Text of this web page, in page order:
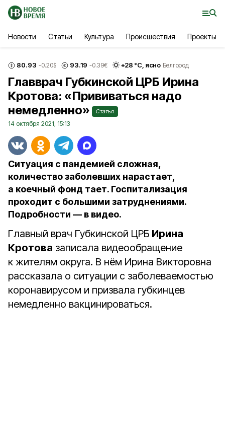
Новости Статьи Культура Происшествия Проекты
80.93 -0.20$ 93.19 -0.39€ +28 °С, ясно Белгород
Главврач Губкинской ЦРБ Ирина
Кротова: «Прививаться надо
немедленно»
Статья
14 октября 2021, 15:13
Ситуация с пандемией сложная,
количество заболевших нарастает,
а коечный фонд тает. Госпитализация
проходит с большими затруднениями.
Подробности — в видео.
Главный врач Губкинской ЦРБ Ирина
Кротова записала видеообращение
к жителям округа. В нём Ирина Викторовна
рассказала о ситуации с заболеваемостью
коронавирусом и призвала губкинцев
немедленно вакцинироваться.